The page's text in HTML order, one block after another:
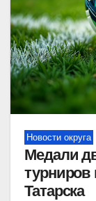
Новости округа
Медали
Татарска